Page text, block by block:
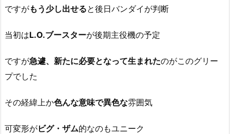
ですがもう少し出せると後日バンダイが判断
当初はL.O.ブースターが後期主役機の予定
ですが急遽、新たに必要となって生まれたのがこのグリー
プでした
その経緯上か色んな意味で異色な雰囲気
可変形がビグ・ザム的なのもユニーク